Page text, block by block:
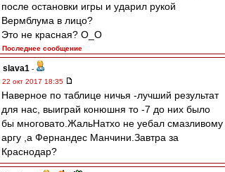
после остановки игры и ударил рукой
Вермблума в лицо?
Это не красная? O_O
Последнее сообщение
slava1 -
22 окт 2017 18:35
Наверное по таблице ничья -лучший результат
для нас, выиграй конюшня то -7 до них было
бы многовато.ЖальНатхо не уебал смазливому
аргу ,а Фернандес Манчини.Завтра за
Краснодар?